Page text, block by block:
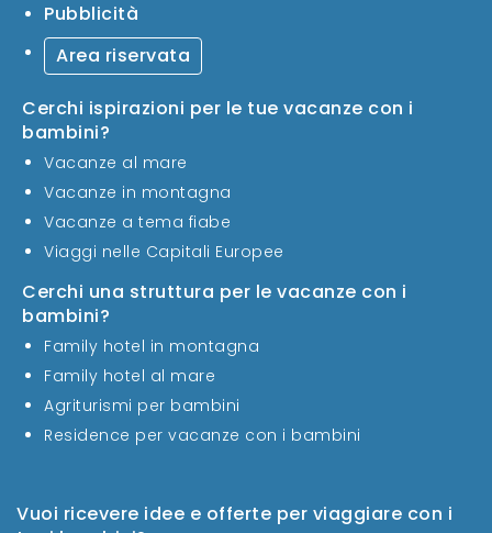
Vuoi ricevere idee e offerte per viaggiare con i
Pubblicità
Area riservata
Cerchi ispirazioni per le tue vacanze con i
bambini?
Vacanze al mare
Vacanze in montagna
Vacanze a tema fiabe
Viaggi nelle Capitali Europee
Cerchi una struttura per le vacanze con i
bambini?
Family hotel in montagna
Family hotel al mare
Agriturismi per bambini
Residence per vacanze con i bambini